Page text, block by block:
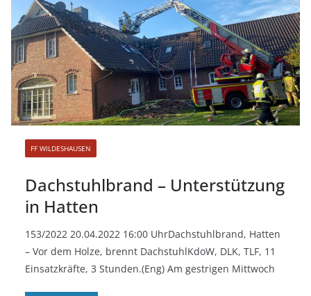
FF WILDESHAUSEN
Dachstuhlbrand – Unterstützung
in Hatten
153/2022 20.04.2022 16:00 UhrDachstuhlbrand, Hatten
– Vor dem Holze, brennt DachstuhlKdoW, DLK, TLF, 11
Einsatzkräfte, 3 Stunden.(Eng) Am gestrigen Mittwoch